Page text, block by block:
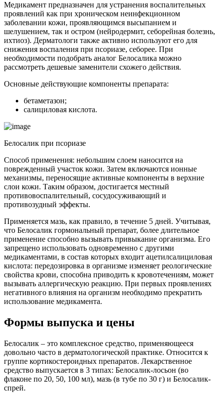
Медикамент предназначен для устранения воспалительных
проявлений как при хроническом неинфекционном
заболевании кожи, проявляющимся высыпанием и
шелушением, так и остром (нейродермит, себорейная болезнь,
ихтиоз). Дерматологи также активно используют его для
снижения воспаления при псориазе, себорее. При
необходимости подобрать аналог Белосалика можно
рассмотреть дешевые заменители схожего действия.
Основные действующие компоненты препарата:
бетаметазон;
салициловая кислота.
Белосалик при псориазе
Способ применения: небольшим слоем наносится на
поврежденный участок кожи. Затем включаются ионные
механизмы, переносящие активные компоненты в верхние
слои кожи. Таким образом, достигается местный
противовоспалительный, сосудосуживающий и
противозудный эффекты.
Применяется мазь, как правило, в течение 5 дней. Учитывая,
что Белосалик гормональный препарат, более длительное
применение способно вызывать привыкание организма. Его
запрещено использовать одновременно с другими
медикаментами, в состав которых входит ацетилсалициловая
кислота: передозировка в организме изменяет реологические
свойства крови, способна приводить к кровотечениям, может
вызывать аллергическую реакцию. При первых проявлениях
негативного влияния на организм необходимо прекратить
использование медикамента.
Формы выпуска и цены
Белосалик – это комплексное средство, применяющееся
довольно часто в дерматологической практике. Относится к
группе кортикостероидных препаратов. Лекарственное
средство выпускается в 3 типах: Белосалик-лосьон (во
флаконе по 20, 50, 100 мл), мазь (в тубе по 30 г) и Белосалик-
спрей.